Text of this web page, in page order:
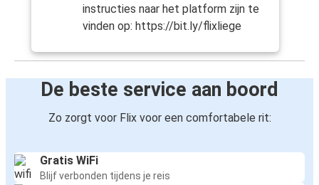
instructies naar het platform zijn te
vinden op: https://bit.ly/flixliege
De beste service aan boord
Zo zorgt voor Flix voor een comfortabele rit:
Gratis WiFi
Blijf verbonden tijdens je reis